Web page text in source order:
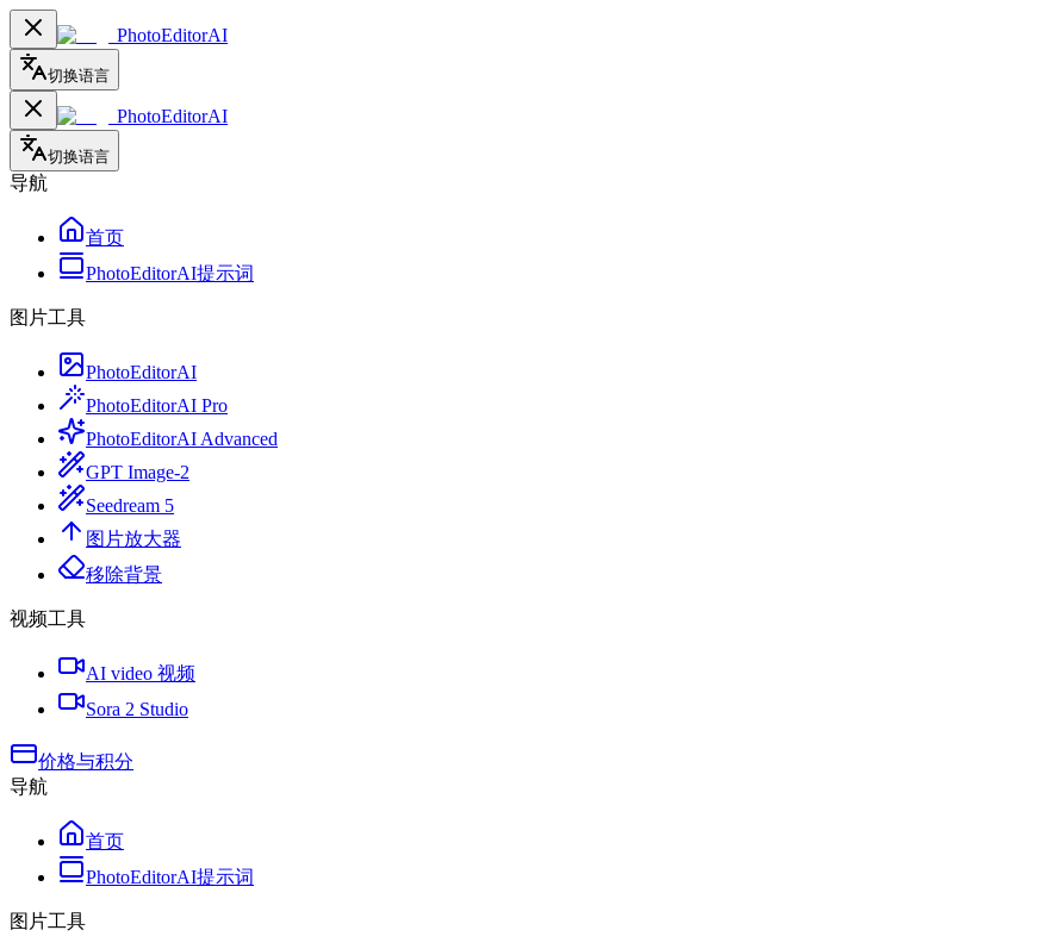
PhotoEditorAI
切换语言
PhotoEditorAI
切换语言
导航
首页
PhotoEditorAI提示词
图片工具
PhotoEditorAI
PhotoEditorAI Pro
PhotoEditorAI Advanced
GPT Image-2
Seedream 5
图片放大器
移除背景
视频工具
AI video 视频
Sora 2 Studio
价格与积分
导航
首页
PhotoEditorAI提示词
图片工具